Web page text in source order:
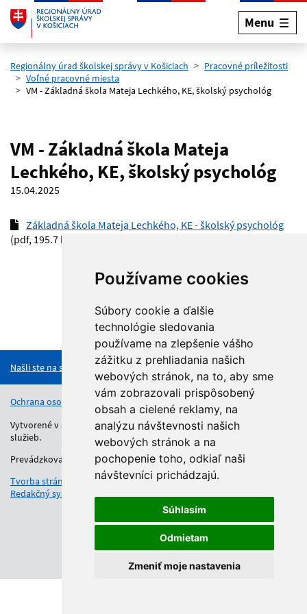
Používame cookies
Súbory cookie a ďalšie
technológie sledovania
používame na zlepšenie vášho
zážitku z prehliadania našich
webových stránok, na to, aby sme
vám zobrazovali prispôsobený
obsah a cielené reklamy, na
analýzu návštevnosti našich
webových stránok a na
pochopenie toho, odkiaľ naši
návštevníci prichádzajú.
Súhlasím
Odmietam
Zmeniť moje nastavenia
Preskočiť na hlavný obsah
Menu
Regionálny úrad školskej správy v Košiciach
Pracovné príležitosti
Voľné pracovné miesta
VM - Základná škola Mateja Lechkého, KE, školský psychológ
VM - Základná škola Mateja
Lechkého, KE, školský psychológ
15.04.2025
Základná škola Mateja Lechkého, KE - školský psychológ
(pdf, 195.7 kB)
Našli ste na stránke chybu?
Ochrana osobných údajov Vyhlásenie o prístupnosti Kontakt
Vytvorené v súlade s Jednotným dizajn manuálom elektronických
služieb.
Prevádzkovateľom služby je Regionálny úrad školskej správy.
Tvorba stránok
: Aglo Solutions
Redakčný systém